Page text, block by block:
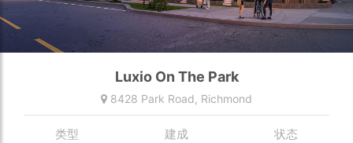
Luxio On The Park
8428 Park Road, Richmond
类型 建成 状态